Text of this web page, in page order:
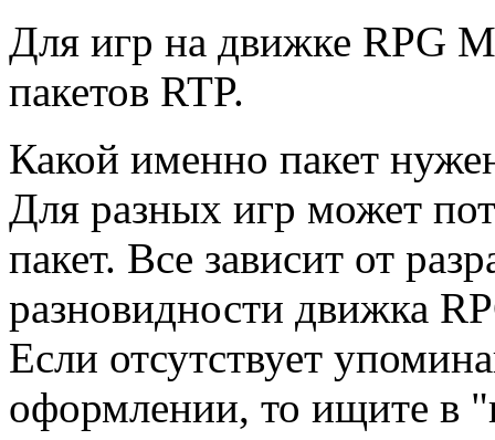
Для игр на движке RPG
пакетов RTP.
Какой именно пакет
Для разных игр может
пакет. Все зависит от
разновидности движка
Если отсутствует
оформлении, то ищите в